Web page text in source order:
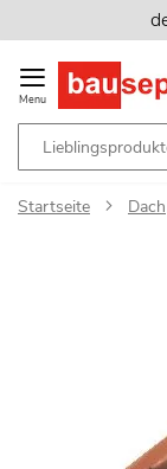
Inhalt
springen
Menu
Startseite Dach